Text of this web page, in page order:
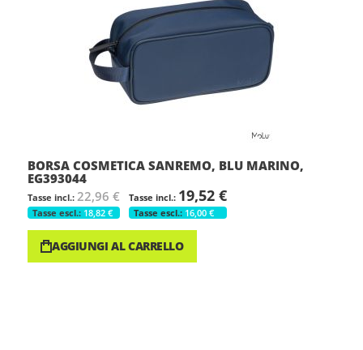
BORSA COSMETICA SANREMO, BLU MARINO,
EG393044
22,96 €
18,82 €
19,52 €
16,00 €
AGGIUNGI AL CARRELLO